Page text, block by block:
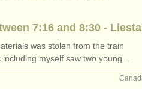
7:16 and 8:30 - Liestal
was stolen from the train
myself saw two young...